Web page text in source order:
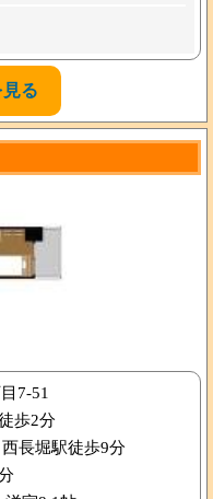
る
7-51
歩2分
長堀駅徒歩9分